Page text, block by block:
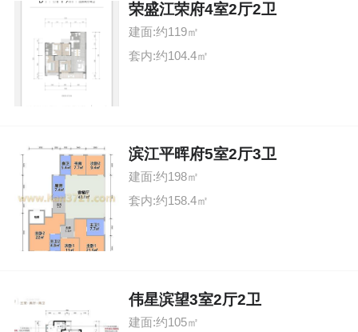
荣盛江荣府4室2厅2卫
建面:约119㎡
套内:约104.4㎡
滨江平晖府5室2厅3卫
建面:约198㎡
套内:约158.4㎡
伟星滨望3室2厅2卫
建面:约105㎡